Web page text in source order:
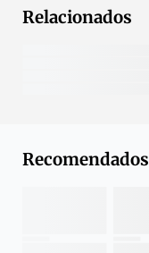
Relacionados
Recomendados